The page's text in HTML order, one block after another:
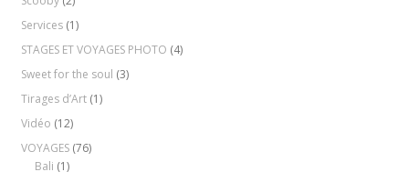
Services (1)
STAGES ET VOYAGES PHOTO (4)
Sweet for the soul (3)
Tirages d’Art (1)
Vidéo (12)
VOYAGES (76)
Bali (1)